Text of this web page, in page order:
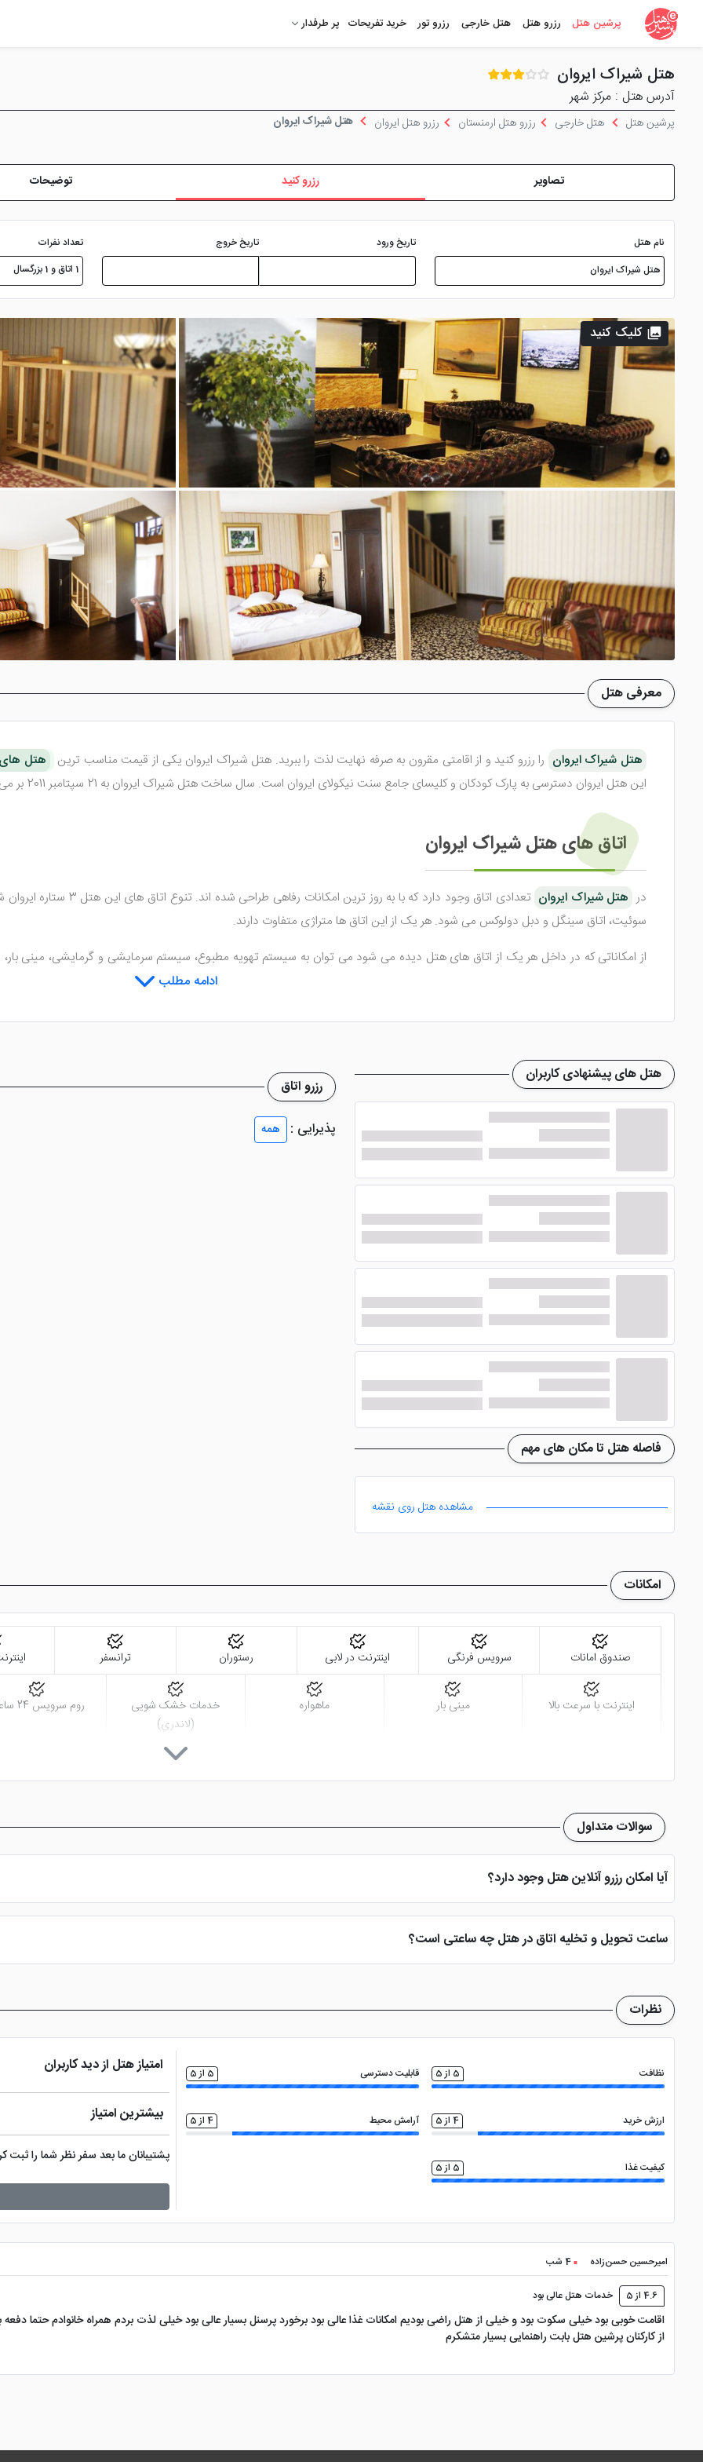
پرشین هتل رزرو هتل هتل خارجی رزرو تور خرید تفریحات پر طرفدار
هتل شیراک ایروان
آدرس هتل : مرکز شهر
پرشین هتل هتل خارجی رزرو هتل ارمنستان رزرو هتل ایروان هتل شیراک ایروان
تصاویر رزرو کنید توضیحات
نام هتل تاریخ ورود تاریخ خروج
تعداد نفرات
1 اتاق و 1 بزرگسال
کلیک کنید
معرفی هتل
هتل شیراک ایروان را رزرو کنید و از اقامتی مقرون به صرفه نهایت لذت را ببرید. هتل شیراک ایروان یکی از قیمت مناسب ترین هتل های
این هتل ایروان دسترسی به پارک کودکان و کلیسای جامع سنت نیکولای ایروان است. سال ساخت هتل شیراک ایروان به 21 سپتامبر 2011 بر می گردد.
اتاق های هتل شیراک ایروان
در هتل شیراک ایروان
تعدادی اتاق وجود دارد که
سوئیت، اتاق سینگل و دبل دولوکس می شود. هر یک از این اتاق ها متراژی متفاوت دارند.
از امکاناتی که در داخل هر یک از اتاق های هتل دیده می شود می توان به سیستم تهویه مطبوع، سیستم سرمایشی و گرمایشی، مینی
سشوار، تلفن، اینترنت رایگان و ... اشاره کرد. اتاق‌ های زیبای هتل دارای بالکن با چشم ‌انداز پانوراما از کوه آرارات هستند.
هتل شیراک ایروان
با توجه به 3 ستاره بودنش، امکانات رفاهی مطلوبی را ارائه می دهد. از بهترین امکانات هتل رستوران آن است
غذاخوری در ایروان است. صبحانه به صورت منوی بوفه عرضه شده و انواع تنقلات، نوشیدنی های مشروع و غیر مشروع؛ میان وعده های سبک
اینترنت و پارکینگ رایگان، خدمات تاکسی سرویس، خدمات لاندری، ترانسفر رفت و برگشت فرودگاهی با هزینه، گشت درون شهری و ... از
داخل اتاق های هتل نمی توان سیگار کشید. نزدیک ترین ایستگاه مترو زوراوار آندرانیک است که 1 کیلومتر از هتل فاصله دارد.
ادامه مطلب
رزرو اتاق
پذیرایی :
همه
هتل های پیشنهادی کاربران
فاصله هتل تا مکان های مهم
مشاهده هتل روی نقشه
امکانات
صندوق امانات سرویس فرنگی اینترنت در لابی رستوران ترانسفر
اینترنت با سرعت بالا مینی بار ماهواره
خدمات خشک شویی
(لاندری)
روم سرویس 24 ساعته
سوالات متداول
آیا امکان رزرو آنلاین هتل وجود دارد؟
بله، با انتخاب تاریخ ورود و خروج، نوع اتاق و تعداد نفرات می توانید پس از پرداخت در درگاه بانکی، رزرو آنلاین خود را نهایی و واچر هتل را دریافت
ساعت تحویل و تخلیه اتاق در هتل چه ساعتی است؟
ساعت تحویل اتاق ساعت 2 بعد از ظهر و ساعت تخلیه اتاق 12 ظهر می باشد
نظرات
نظافت 5 از 5 قابلیت دسترسی 5 از 5
ارزش خرید 4 از 5 آرامش محیط 4 از 5
کیفیت غذا 5 از 5
امتیاز هتل از دید کاربران
بیشترین امتیاز
پشتیبانان ما بعد سفر نظر شما را
امیرحسین حسن‌زاده 4 شب
4.6 از 5 خدمات هتل عالی بود
اقامت خوبی بود خیلی سکوت بود و خیلی از هتل راضی بودیم امکانات غذا عالی بود برخورد پرسنل بسیار عالی بود خیلی لذت بردم همراه خانوادم حتما
از کارکنان پرشین هتل بابت راهنمایی بسیار متشکرم